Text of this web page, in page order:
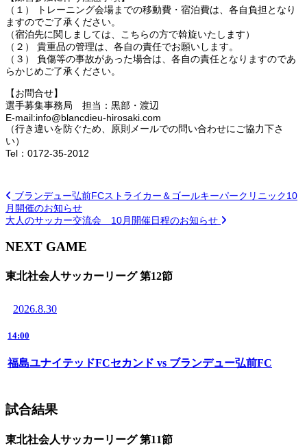
（１） トレーニング会場までの移動費・宿泊費は、各自負担となり
ますのでご了承ください。
（宿泊先に関しましては、こちらの方で斡旋いたします）
（２） 貴重品の管理は、各自の責任でお願いします。
（３） 負傷等の事故があった場合は、各自の責任となりますのであ
らかじめご了承ください。
【お問合せ】
選手募集事務局 担当：黒部・渡辺
E-mail:info@blancdieu-hirosaki.com
（行き違いを防ぐため、原則メールでの問い合わせにご協力下さ
い）
Tel：0172-35-2012
ブランデュー弘前FCストライカー＆ゴールキーパークリニック10
月開催のお知らせ
大人のサッカー交流会 10月開催日程のお知らせ
NEXT GAME
東北社会人サッカーリーグ 第12節
2026.8.30
14:00
福島ユナイテッドFCセカンド vs ブランデュー弘前FC
試合結果
東北社会人サッカーリーグ 第11節